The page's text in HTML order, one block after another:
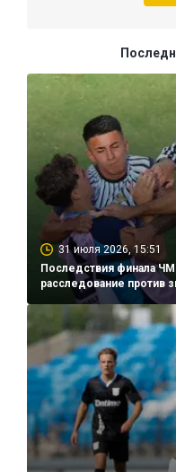
31 июля 2026, 15:51
Последствия финала
расследование против